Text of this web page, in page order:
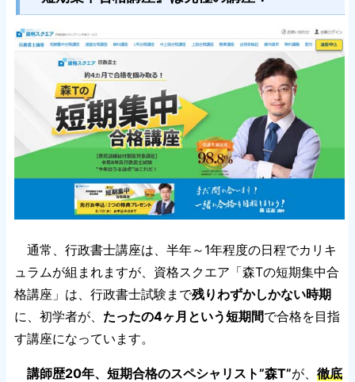
通常、行政書士講座は、半年～1年程度の日程でカリキ
ュラムが組まれますが、資格スクエア「森Tの短期集中合
格講座」は、行政書士試験まで残りわずかしかない時期
に、初学者が、 たったの4ヶ月という短期間で合格を目指
す講座になっています。
講師歴20年、短期合格のスペシャリスト”森T”が、 徹底